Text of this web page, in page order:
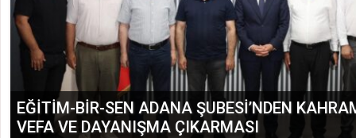
EĞİTİM-BİR-SEN ADANA ŞUBESİ’NDEN
VEFA VE DAYANIŞMA ÇIKARMASI